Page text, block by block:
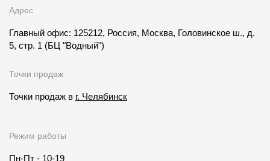
Адрес
Главный офис: 125212, Россия, Москва, Головинское ш., д.
5, стр. 1 (БЦ "Водный")
Точки продаж
Точки продаж в г. Челябинск
Режим работы
Пн-Пт - 10-19